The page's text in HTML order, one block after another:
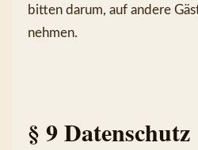
bitten darum, auf andere
nehmen.
§ 9 Datenschutz